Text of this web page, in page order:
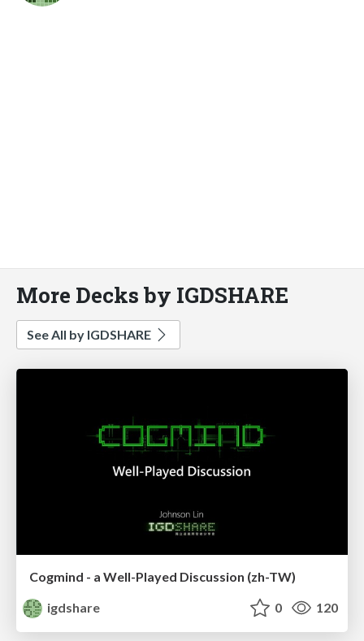
More Decks by IGDSHARE
See All by IGDSHARE
Cogmind - a Well-Played Discussion (zh-TW)
igdshare
0 120